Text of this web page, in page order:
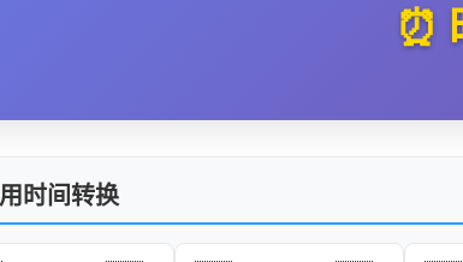
⏰
时间转换